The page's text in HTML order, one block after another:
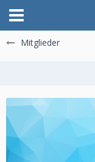
Mitglieder